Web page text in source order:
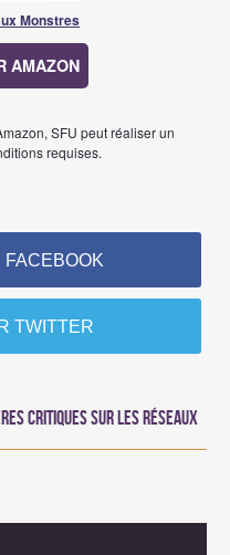
Monstres
AMAZON
SFU peut réaliser un
requises.
FACEBOOK
TWITTER
critiques sur les réseaux